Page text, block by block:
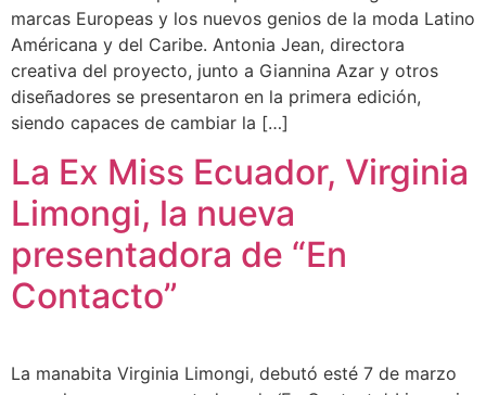
marcas Europeas y los nuevos genios de la moda Latino
Américana y del Caribe. Antonia Jean, directora
creativa del proyecto, junto a Giannina Azar y otros
diseñadores se presentaron en la primera edición,
siendo capaces de cambiar la […]
La Ex Miss Ecuador, Virginia
Limongi, la nueva
presentadora de “En
Contacto”
La manabita Virginia Limongi, debutó esté 7 de marzo